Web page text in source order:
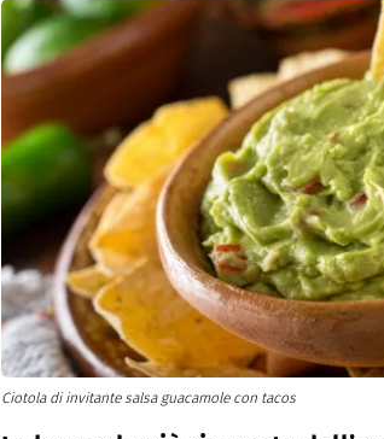
Ciotola di invitante salsa guacamole con tacos